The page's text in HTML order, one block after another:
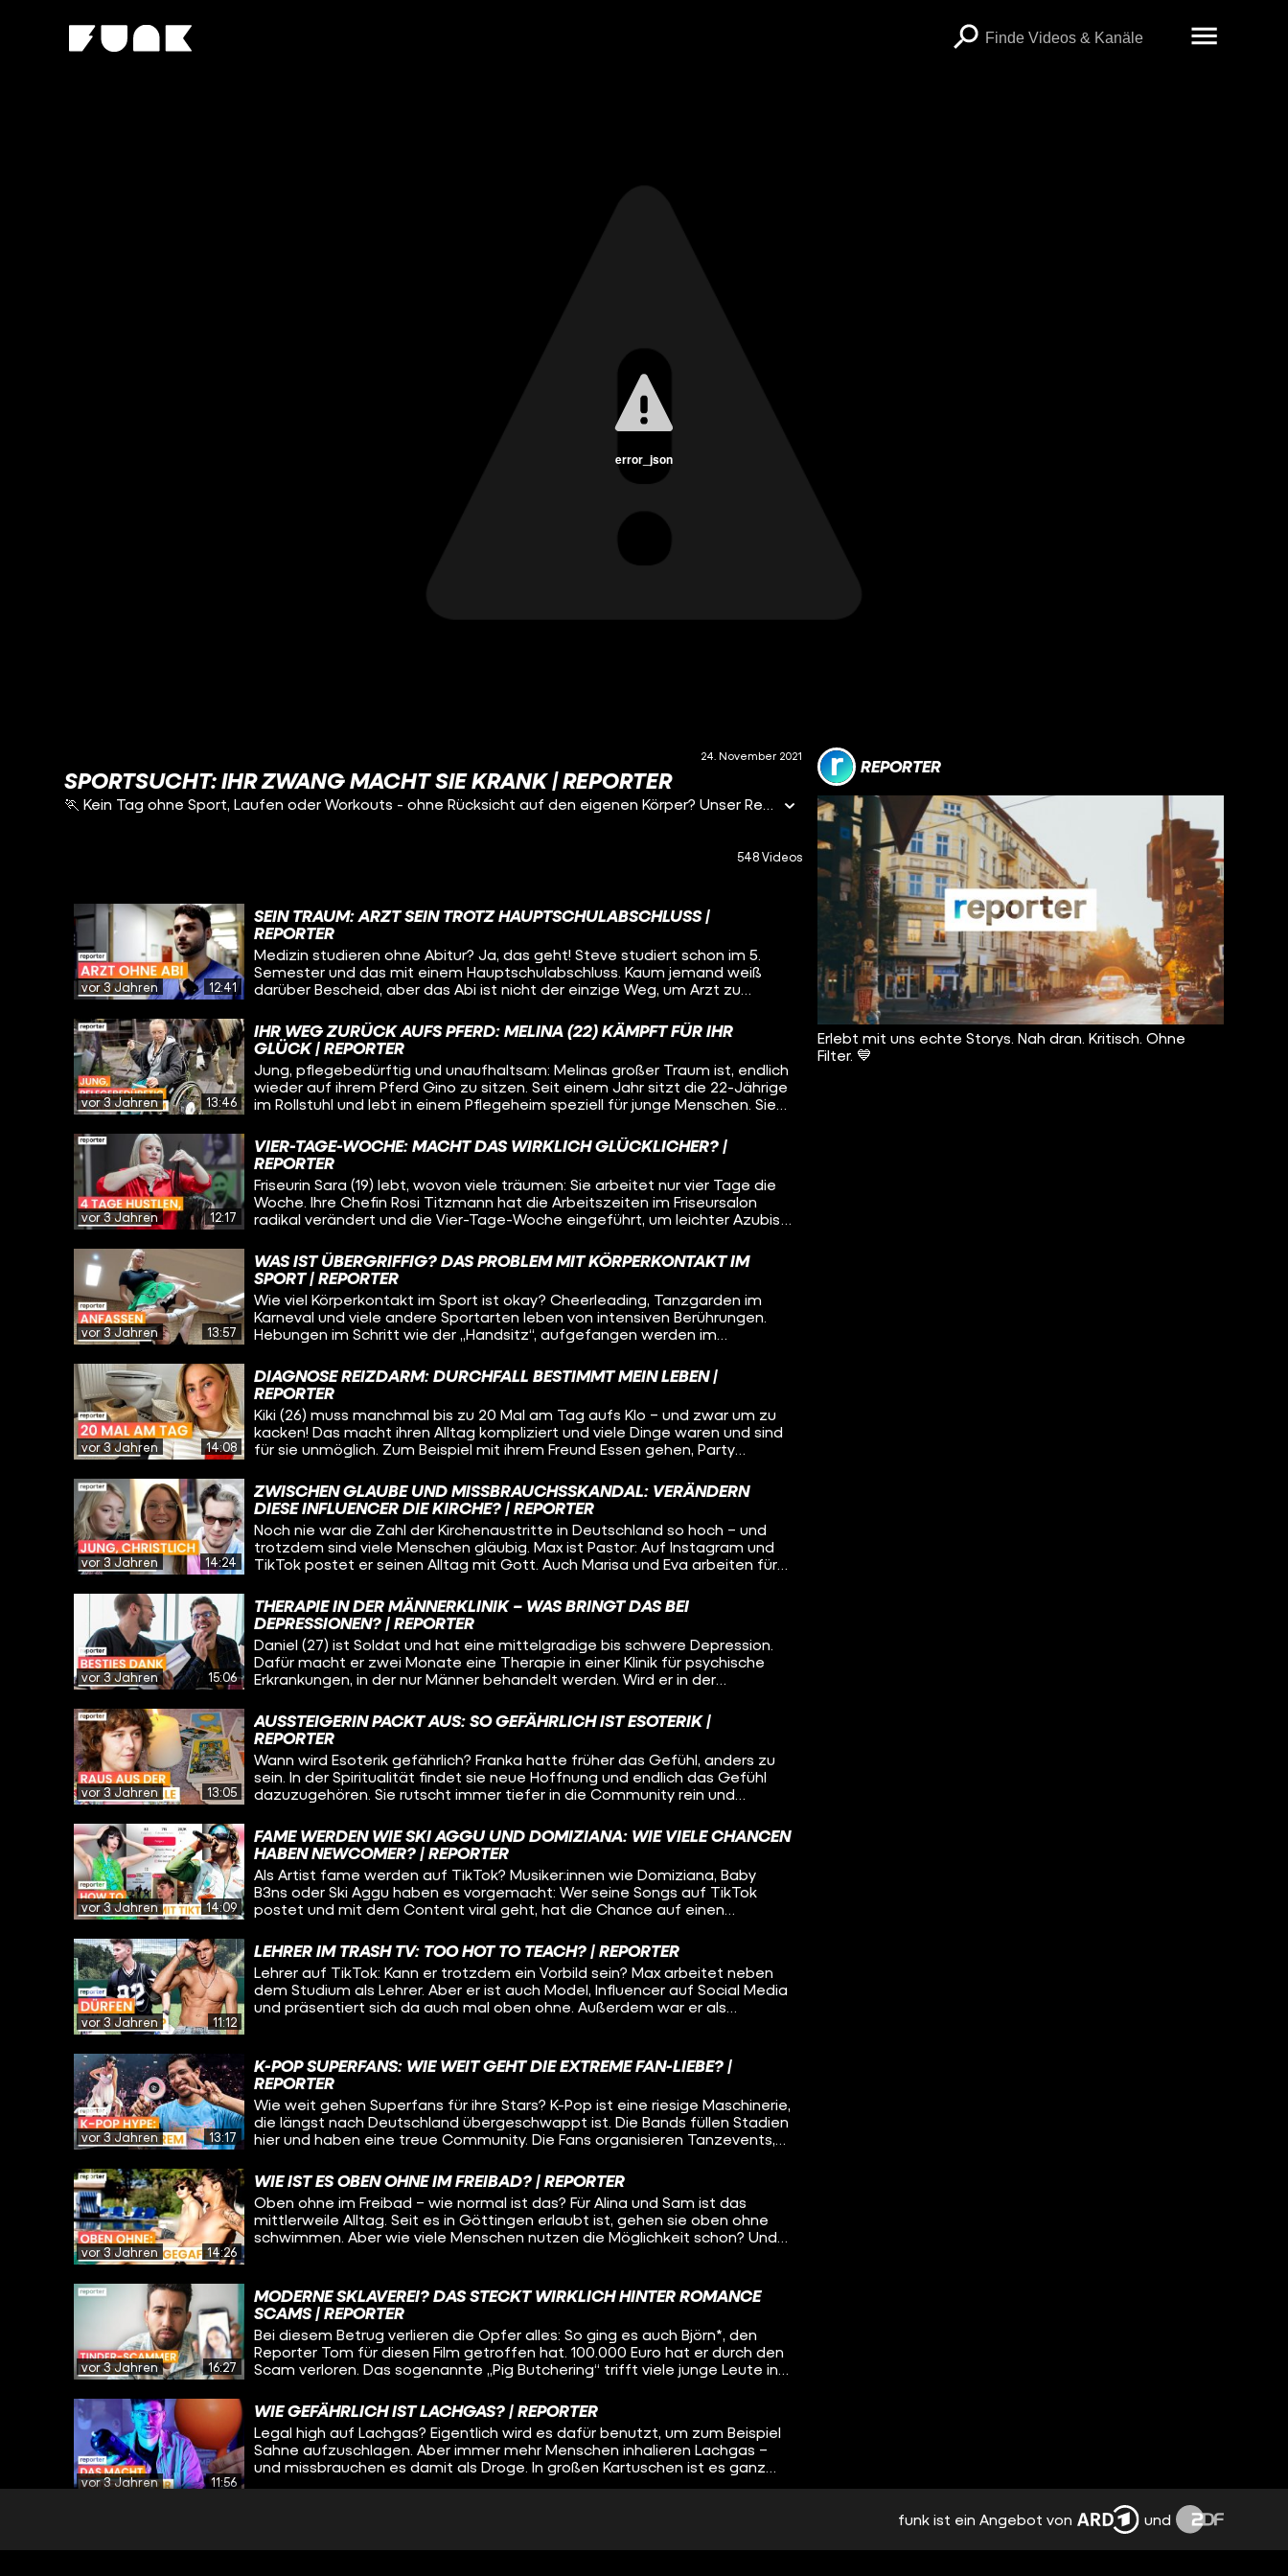
error_json
REPORTER
Erlebt mit uns echte Storys. Nah dran. Kritisch. Ohne
Filter. 💙
24. November 2021
SPORTSUCHT: IHR ZWANG MACHT SIE KRANK | REPORTER
🏃 Kein Tag ohne Sport, Laufen oder Workouts - ohne Rücksicht auf den eigenen Körper? Unser Reporter trifft Frauen, die genau das durchmachen: Knochenbrüche, Klinikaufenthalte oder eine Panikattacke und trotzdem geht es immer weiter. Über mehrere Jahre hat sich die #Sportsucht in ihre Leben geschlichen.
548 Videos
vor 3 Jahren 12:41
SEIN TRAUM: ARZT SEIN TROTZ HAUPTSCHULABSCHLUSS |
REPORTER
Medizin studieren ohne Abitur? Ja, das geht! Steve studiert schon im 5.
Semester und das mit einem Hauptschulabschluss. Kaum jemand weiß
darüber Bescheid, aber das Abi ist nicht der einzige Weg, um Arzt zu
vor 3 Jahren 13:46
IHR WEG ZURÜCK AUFS PFERD: MELINA (22) KÄMPFT FÜR IHR
GLÜCK | REPORTER
Jung, pflegebedürftig und unaufhaltsam: Melinas großer Traum ist, endlich
wieder auf ihrem Pferd Gino zu sitzen. Seit einem Jahr sitzt die 22-Jährige
im Rollstuhl und lebt in einem Pflegeheim speziell für junge Menschen. Sie
zu einer Magenlähmung führt. Ob sie es schaffen wird, wieder zu reiten?
vor 3 Jahren 12:17
VIER-TAGE-WOCHE: MACHT DAS WIRKLICH GLÜCKLICHER? |
REPORTER
Friseurin Sara (19) lebt, wovon viele träumen: Sie arbeitet nur vier Tage die
Woche. Ihre Chefin Rosi Titzmann hat die Arbeitszeiten im Friseursalon
radikal verändert und die Vier-Tage-Woche eingeführt, um leichter Azubis
vor 3 Jahren 13:57
WAS IST ÜBERGRIFFIG? DAS PROBLEM MIT KÖRPERKONTAKT IM
SPORT | REPORTER
Wie viel Körperkontakt im Sport ist okay? Cheerleading, Tanzgarden im
Karneval und viele andere Sportarten leben von intensiven Berührungen.
Hebungen im Schritt wie der „Handsitz“, aufgefangen werden im
dort mal eine Grenze überschritten wird? Und wie kann ein kontaktreicher
Sport so aussehen, dass sich alle Beteiligten wohlfühlen? Chantal vom
Cheerleading-Team Dolphins und Tobi von der Tanzgarde Zunft Müüs aus
Köln nehmen uns in ihre Trainings mit.
vor 3 Jahren 14:08
DIAGNOSE REIZDARM: DURCHFALL BESTIMMT MEIN LEBEN |
REPORTER
Kiki (26) muss manchmal bis zu 20 Mal am Tag aufs Klo – und zwar um zu
kacken! Das macht ihren Alltag kompliziert und viele Dinge waren und sind
für sie unmöglich. Zum Beispiel mit ihrem Freund Essen gehen, Party
Darmbeschwerden sind unklar – deswegen hat sie seit einigen Jahren die
Diagnose „Reizdarm“.
vor 3 Jahren 14:24
ZWISCHEN GLAUBE UND MISSBRAUCHSSKANDAL: VERÄNDERN
DIESE INFLUENCER DIE KIRCHE? | REPORTER
Noch nie war die Zahl der Kirchenaustritte in Deutschland so hoch – und
trotzdem sind viele Menschen gläubig. Max ist Pastor: Auf Instagram und
TikTok postet er seinen Alltag mit Gott. Auch Marisa und Eva arbeiten für
Glauben. Alle drei sind Gesichter für eine Institution, die krass in der Kritik
steht. Wie fühlt sich das an und warum machen sie das trotzdem?
vor 3 Jahren 15:06
THERAPIE IN DER MÄNNERKLINIK – WAS BRINGT DAS BEI
DEPRESSIONEN? | REPORTER
Daniel (27) ist Soldat und hat eine mittelgradige bis schwere Depression.
Dafür macht er zwei Monate eine Therapie in einer Klinik für psychische
Erkrankungen, in der nur Männer behandelt werden. Wird er in der
Männer?
vor 3 Jahren 13:05
AUSSTEIGERIN PACKT AUS: SO GEFÄHRLICH IST ESOTERIK |
REPORTER
Wann wird Esoterik gefährlich? Franka hatte früher das Gefühl, anders zu
sein. In der Spiritualität findet sie neue Hoffnung und endlich das Gefühl
dazuzugehören. Sie rutscht immer tiefer in die Community rein und
als sie auf eine Abzocke reinfällt und ihre beste Freundin mit reinzieht,
schafft sie den Ausstieg aus der Szene.
vor 3 Jahren 14:09
FAME WERDEN WIE SKI AGGU UND DOMIZIANA: WIE VIELE CHANCEN
HABEN NEWCOMER? | REPORTER
Als Artist fame werden auf TikTok? Musiker:innen wie Domiziana, Baby
B3ns oder Ski Aggu haben es vorgemacht: Wer seine Songs auf TikTok
postet und mit dem Content viral geht, hat die Chance auf einen
das auch schaffen – wie funktioniert das?
vor 3 Jahren 11:12
LEHRER IM TRASH TV: TOO HOT TO TEACH? | REPORTER
Lehrer auf TikTok: Kann er trotzdem ein Vorbild sein? Max arbeitet neben
dem Studium als Lehrer. Aber er ist auch Model, Influencer auf Social Media
und präsentiert sich da auch mal oben ohne. Außerdem war er als
Inhalten in der Öffentlichkeit steht?
vor 3 Jahren 13:17
K-POP SUPERFANS: WIE WEIT GEHT DIE EXTREME FAN-LIEBE? |
REPORTER
Wie weit gehen Superfans für ihre Stars? K-Pop ist eine riesige Maschinerie,
die längst nach Deutschland übergeschwappt ist. Die Bands füllen Stadien
hier und haben eine treue Community. Die Fans organisieren Tanzevents,
Reporter Max trifft zwei K-Pop Superfans in Berlin, die auf ein Konzert von
Twice gehen.
vor 3 Jahren 14:26
WIE IST ES OBEN OHNE IM FREIBAD? | REPORTER
Oben ohne im Freibad – wie normal ist das? Für Alina und Sam ist das
mittlerweile Alltag. Seit es in Göttingen erlaubt ist, gehen sie oben ohne
schwimmen. Aber wie viele Menschen nutzen die Möglichkeit schon? Und
selbst ausprobiert.
vor 3 Jahren 16:27
MODERNE SKLAVEREI? DAS STECKT WIRKLICH HINTER ROMANCE
SCAMS | REPORTER
Bei diesem Betrug verlieren die Opfer alles: So ging es auch Björn*, den
Reporter Tom für diesen Film getroffen hat. 100.000 Euro hat er durch den
Scam verloren. Das sogenannte „Pig Butchering“ trifft viele junge Leute in
vor 3 Jahren 11:56
WIE GEFÄHRLICH IST LACHGAS? | REPORTER
Legal high auf Lachgas? Eigentlich wird es dafür benutzt, um zum Beispiel
Sahne aufzuschlagen. Aber immer mehr Menschen inhalieren Lachgas –
und missbrauchen es damit als Droge. In großen Kartuschen ist es ganz
Laurin* leidet unter seinem Fetisch. Er steht auf erotische Hypnose, aber er
funk ist ein Angebot von und